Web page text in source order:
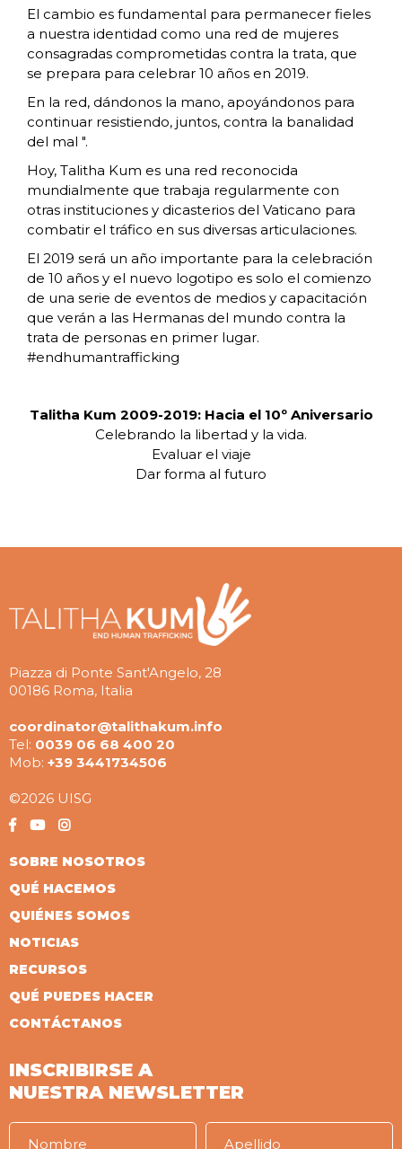
El cambio es fundamental para permanecer fieles
a nuestra identidad como una red de mujeres
consagradas comprometidas contra la trata, que
se prepara para celebrar 10 años en 2019.
En la red, dándonos la mano, apoyándonos para
continuar resistiendo, juntos, contra la banalidad
del mal ".
Hoy, Talitha Kum es una red reconocida
mundialmente que trabaja regularmente con
otras instituciones y dicasterios del Vaticano para
combatir el tráfico en sus diversas articulaciones.
El 2019 será un año importante para la celebración
de 10 años y el nuevo logotipo es solo el comienzo
de una serie de eventos de medios y capacitación
que verán a las Hermanas del mundo contra la
trata de personas en primer lugar.
#endhumantrafficking
Talitha Kum 2009-2019: Hacia el 10º Aniversario
Celebrando la libertad y la vida.
Evaluar el viaje
Dar forma al futuro
Piazza di Ponte Sant'Angelo, 28
00186 Roma, Italia
coordinator@talithakum.info
Tel: 0039 06 68 400 20
Mob: +39 3441734506
©2026 UISG
SOBRE NOSOTROS
QUÉ HACEMOS
QUIÉNES SOMOS
NOTICIAS
RECURSOS
QUÉ PUEDES HACER
CONTÁCTANOS
INSCRIBIRSE A
NUESTRA NEWSLETTER